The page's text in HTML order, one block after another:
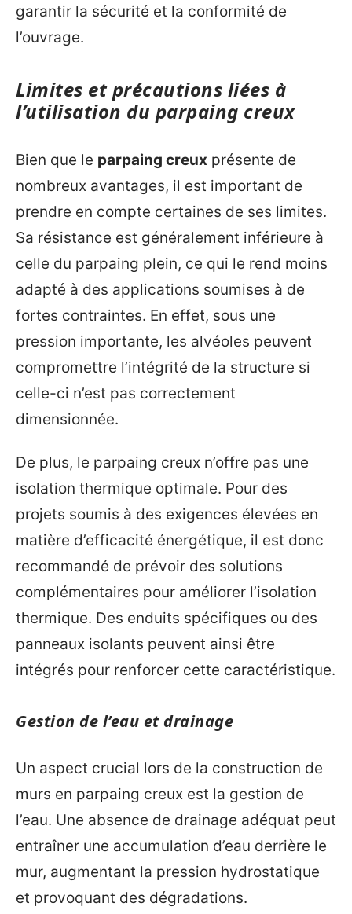
garantir la sécurité et la conformité de
l’ouvrage.
Limites et précautions liées à
l’utilisation du parpaing creux
Bien que le parpaing creux présente de
nombreux avantages, il est important de
prendre en compte certaines de ses limites.
Sa résistance est généralement inférieure à
celle du parpaing plein, ce qui le rend moins
adapté à des applications soumises à de
fortes contraintes. En effet, sous une
pression importante, les alvéoles peuvent
compromettre l’intégrité de la structure si
celle-ci n’est pas correctement
dimensionnée.
De plus, le parpaing creux n’offre pas une
isolation thermique optimale. Pour des
projets soumis à des exigences élevées en
matière d’efficacité énergétique, il est donc
recommandé de prévoir des solutions
complémentaires pour améliorer l’isolation
thermique. Des enduits spécifiques ou des
panneaux isolants peuvent ainsi être
intégrés pour renforcer cette caractéristique.
Gestion de l’eau et drainage
Un aspect crucial lors de la construction de
murs en parpaing creux est la gestion de
l’eau. Une absence de drainage adéquat peut
entraîner une accumulation d’eau derrière le
mur, augmentant la pression hydrostatique
et provoquant des dégradations.